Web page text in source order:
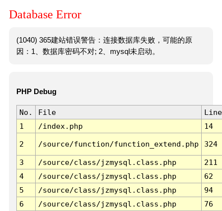
Database Error
(1040) 365建站错误警告：连接数据库失败，可能的原
因：1、数据库密码不对; 2、mysql未启动。
PHP Debug
No. File
Line
1
/index.php 14
2 /source/function/function_extend.php 324
3 /source/class/jzmysql.class.php
211
4
/source/class/jzmysql.class.php
62
5
/source/class/jzmysql.class.php
94
6
/source/class/jzmysql.class.php 76